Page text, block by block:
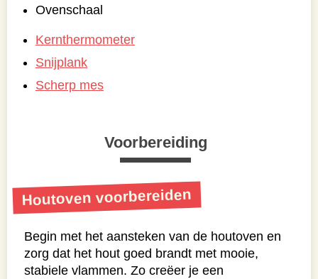
Ovenschaal
Kernthermometer
Snijplank
Scherp mes
Voorbereiding
Houtoven voorbereiden
Begin met het aansteken van de houtoven en
zorg dat het hout goed brandt met mooie,
stabiele vlammen. Zo creëer je een